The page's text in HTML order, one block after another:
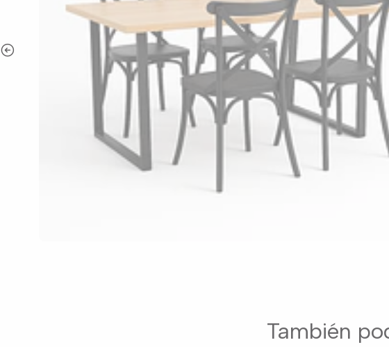
También